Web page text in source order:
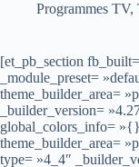
Programmes TV,
[et_pb_section
_module_preset=
theme_builder_area=
_builder_version=
global_colors_info=
theme_builder_area=
type= »4_4″